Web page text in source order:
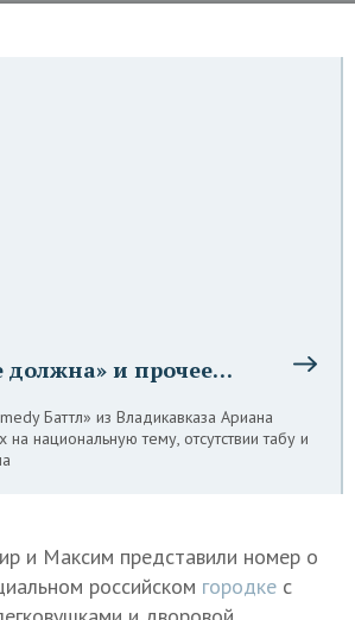
должна» и прочее…
Баттл» из Владикавказа Ариана
национальную тему, отсутствии табу и
и Максим представили номер о
российском городке с